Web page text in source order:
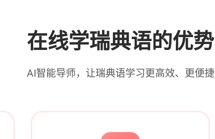
在线学瑞典语的优势
AI智能导师，让瑞典语学习更高效、更便捷